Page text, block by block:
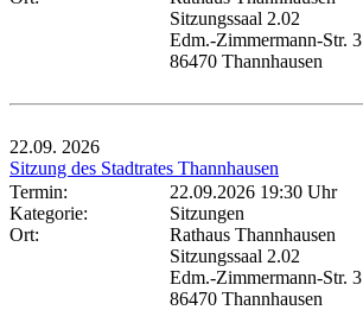
Sitzungssaal 2.02
Edm.-Zimmermann-Str. 3
86470 Thannhausen
22.09. 2026
Sitzung des Stadtrates Thannhausen
Termin:
22.09.2026 19:30 Uhr
Kategorie:
Sitzungen
Ort:
Rathaus Thannhausen
Sitzungssaal 2.02
Edm.-Zimmermann-Str. 3
86470 Thannhausen